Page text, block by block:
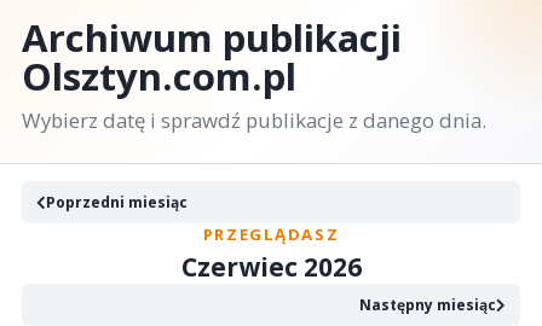
Archiwum publikacji
Olsztyn.com.pl
Wybierz datę i sprawdź publikacje z danego dnia.
Poprzedni miesiąc
PRZEGLĄDASZ
Czerwiec 2026
Następny miesiąc